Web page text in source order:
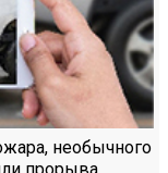
необычного